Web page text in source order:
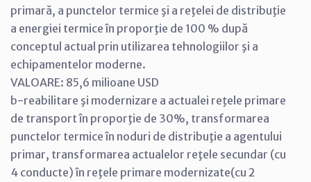
primară, a punctelor termice şi a reţelei de distribuţie
a energiei termice în proporţie de 100 % după
conceptul actual prin utilizarea tehnologiilor şi a
echipamentelor moderne.
VALOARE: 85,6 milioane USD
b-reabilitare şi modernizare a actualei reţele primare
de transport în proporţie de 30%, transformarea
punctelor termice în noduri de distribuţie a agentului
primar, transformarea actualelor reţele secundar (cu
4 conducte) în reţele primare modernizate(cu 2